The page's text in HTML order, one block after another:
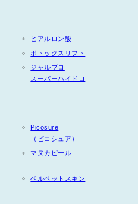
ヒアルロン酸
ボトックスリフト
ジャルプロ
スーパーハイドロ
Picosure
（ピコシュア）
マヌカピール
ベルベットスキン